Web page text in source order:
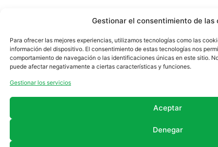
Gestionar el consentimiento de las
Para ofrecer las mejores experiencias, utilizamos tecnologías como las
información del dispositivo. El consentimiento de estas tecnologías nos
comportamiento de navegación o las identificaciones únicas en este sitio.
puede afectar negativamente a ciertas características y funciones.
Gestionar los servicios
Aceptar
Denegar